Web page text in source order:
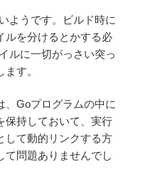
ようです。ビルド時に
ルを分けるとかする必
ルに一切がっさい突っ
す。
、Goプログラムの中に
保持しておいて、実行
して動的リンクする方
て問題ありませんでし